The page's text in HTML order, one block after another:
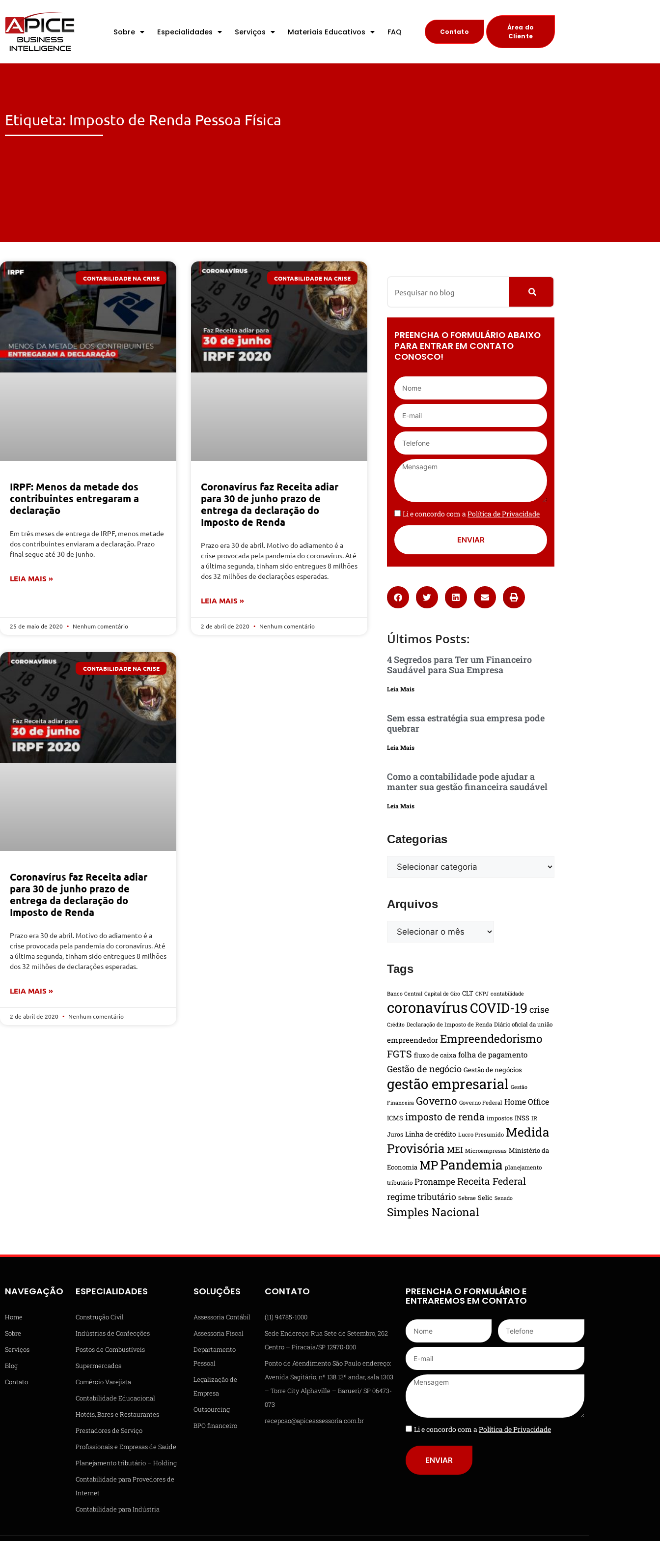
Sobre Especialidades Serviços Materiais Educativos FAQ Contato
Área do
Cliente
Etiqueta: Imposto de Renda Pessoa Física
CONTABILIDADE NA CRISE
IRPF: Menos da metade dos
contribuintes entregaram a
declaração
Em três meses de entrega de IRPF, menos metade
dos contribuintes enviaram a declaração. Prazo
final segue até 30 de junho.
LEIA MAIS »
25 de maio de 2020 Nenhum comentário
CONTABILIDADE NA CRISE
Coronavírus faz Receita adiar
para 30 de junho prazo de
entrega da declaração do
Imposto de Renda
Prazo era 30 de abril. Motivo do adiamento é a
crise provocada pela pandemia do coronavírus. Até
a última segunda, tinham sido entregues 8 milhões
dos 32 milhões de declarações esperadas.
LEIA MAIS »
2 de abril de 2020 Nenhum comentário
CONTABILIDADE NA CRISE
Coronavírus faz Receita adiar
para 30 de junho prazo de
entrega da declaração do
Imposto de Renda
Prazo era 30 de abril. Motivo do adiamento é a
crise provocada pela pandemia do coronavírus. Até
a última segunda, tinham sido entregues 8 milhões
dos 32 milhões de declarações esperadas.
LEIA MAIS »
2 de abril de 2020 Nenhum comentário
PREENCHA O FORMULÁRIO ABAIXO
PARA ENTRAR EM CONTATO
CONOSCO!
Li e concordo com aPolítica de Privacidade
ENVIAR
Últimos Posts:
4 Segredos para Ter um Financeiro
Saudável para Sua Empresa
Leia Mais
Sem essa estratégia sua empresa pode
quebrar
Leia Mais
Como a contabilidade pode ajudar a
manter sua gestão financeira saudável
Leia Mais
Categorias
Arquivos
Tags
Banco Central Capital de Giro CLT CNPJ contabilidade
coronavírusCOVID-19 crise
Crédito Declaração de Imposto de Renda Diário oficial da união
empreendedor Empreendedorismo
FGTS fluxo de caixa folha de pagamento
Gestão de negócio Gestão de negócios
gestão empresarial Gestão
Financeira Governo Governo Federal Home Office
ICMS imposto de renda impostos INSS IR
Juros Linha de crédito Lucro Presumido Medida
Provisória MEI Microempresas Ministério da
Economia MPPandemia planejamento
tributário PronampeReceita Federal
regime tributário Sebrae Selic Senado
Simples Nacional
NAVEGAÇÃO
Home
Sobre
Serviços
Blog
Contato
ESPECIALIDADES
Construção Civil
Indústrias de Confecções
Postos de Combustíveis
Supermercados
Comércio Varejista
Contabilidade Educacional
Hotéis, Bares e Restaurantes
Prestadores de Serviço
Profissionais e Empresas de Saúde
Planejamento tributário – Holding
Contabilidade para Provedores de
Internet
Contabilidade para Indústria
SOLUÇÕES
Assessoria Contábil
Assessoria Fiscal
Departamento
Pessoal
Legalização de
Empresa
Outsourcing
BPO financeiro
CONTATO
(11) 94785-1000
Sede Endereço: Rua Sete de Setembro, 262
Centro – Piracaia/SP 12970-000
Ponto de Atendimento São Paulo endereço:
Avenida Sagitário, nº 138 13º andar, sala 1303
– Torre City Alphaville – Barueri/ SP 06473-
073
recepcao@apiceassessoria.com.br
PREENCHA O FORMULÁRIO E
ENTRAREMOS EM CONTATO
Li e concordo com aPolítica de Privacidade
ENVIAR